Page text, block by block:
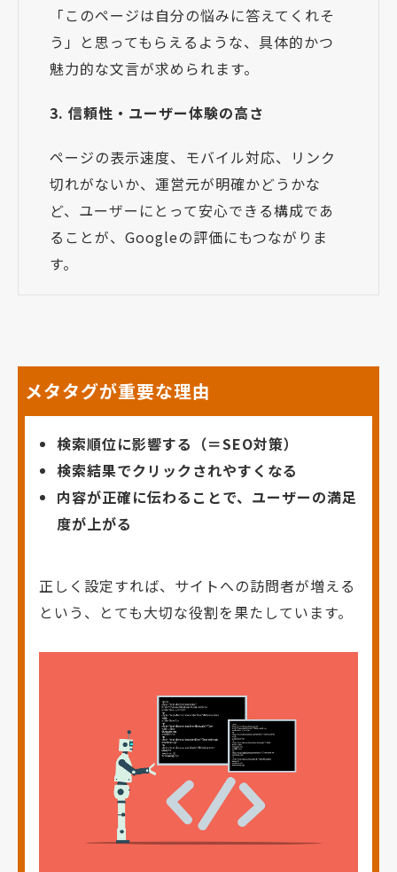
「このページは自分の悩みに答えてくれそ
う」と思ってもらえるような、具体的かつ
魅力的な文言が求められます。
3. 信頼性・ユーザー体験の高さ
ページの表示速度、モバイル対応、リンク
切れがないか、運営元が明確かどうかな
ど、ユーザーにとって安心できる構成であ
ることが、Googleの評価にもつながりま
す。
メタタグが重要な理由
検索順位に影響する（＝SEO対策）
検索結果でクリックされやすくなる
内容が正確に伝わることで、ユーザーの満足
度が上がる
正しく設定すれば、サイトへの訪問者が増える
という、とても大切な役割を果たしています。